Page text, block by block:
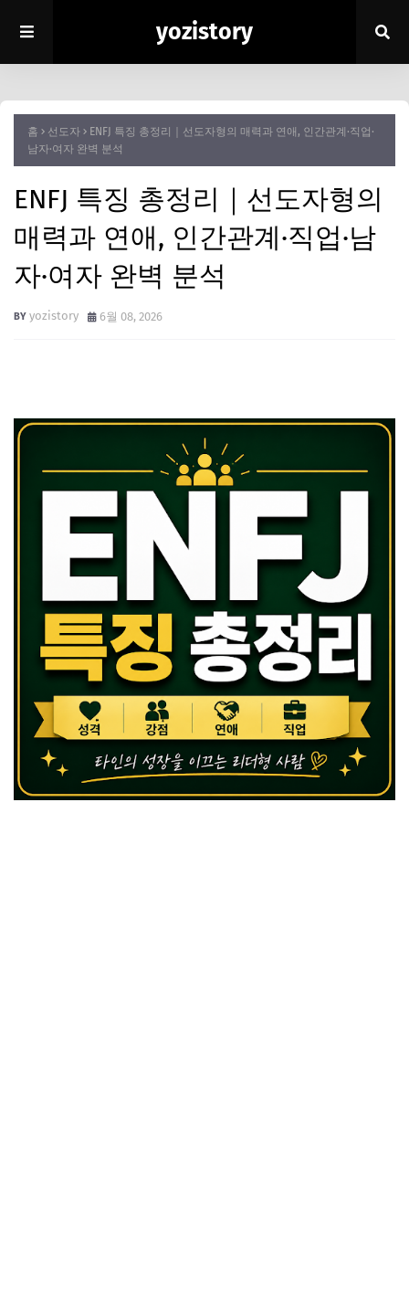
yozistory
홈 선도자
ENFJ 특징 총정리｜선도자형의 매력과 연애, 인간관계·직업·
남자·여자 완벽 분석
ENFJ 특징 총정리｜선도자형의
매력과 연애, 인간관계·직업·남
자·여자 완벽 분석
yozistory 6월 08, 2026